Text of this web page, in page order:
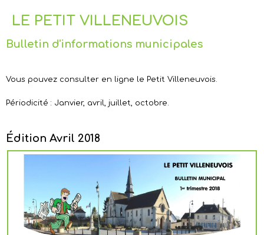
LE PETIT VILLENEUVOIS
Bulletin d'informations municipales
Vous pouvez consulter en ligne le Petit Villeneuvois.
Périodicité : Janvier, avril, juillet, octobre.
Édition Avril 2018